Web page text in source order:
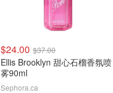
$24.00 $37.00
Ellis Brooklyn 甜心石榴香氛喷
雾90ml
Sephora.ca